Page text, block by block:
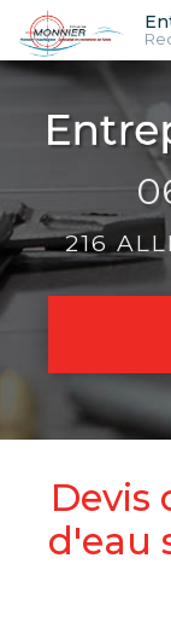
Aller
au
contenu
principal
216
Devis
d'eau